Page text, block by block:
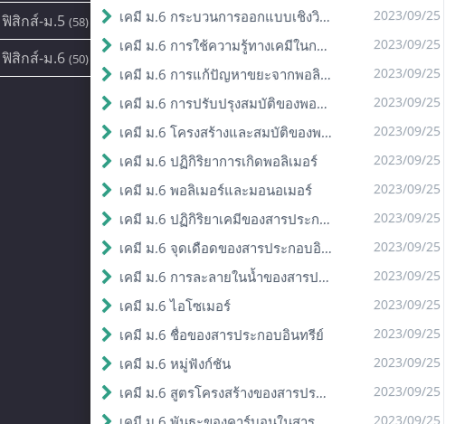
ฟิสิกส์-ม.5 (58)
ฟิสิกส์-ม.6 (50)
เคมี ม.6 กระบวนการออกแบบเชิงวิศวกรรม 2023/09/25
เคมี ม.6 การใช้ความรู้ทางเคมีในการแก้ปัญหา 2023/09/25
เคมี ม.6 การแก้ปัญหาขยะจากพอลิเมอร์ 2023/09/25
เคมี ม.6 การปรับปรุงสมบัติของพอลิเมอร์ 2023/09/25
เคมี ม.6 โครงสร้างและสมบัติของพอลิเมอร์ 2023/09/25
เคมี ม.6 ปฏิกิริยาการเกิดพอลิเมอร์ 2023/09/25
เคมี ม.6 พอลิเมอร์และมอนอเมอร์ 2023/09/25
เคมี ม.6 ปฏิกิริยาเคมีของสารประกอบอินทรีย์ 2023/09/25
เคมี ม.6 จุดเดือดของสารประกอบอินทรีย์ 2023/09/25
เคมี ม.6 การละลายในน้ำของสารประกอบอินทรีย์ 2023/09/25
เคมี ม.6 ไอโซเมอร์ 2023/09/25
เคมี ม.6 ชื่อของสารประกอบอินทรีย์ 2023/09/25
เคมี ม.6 หมู่ฟังก์ชัน 2023/09/25
เคมี ม.6 สูตรโครงสร้างของสารประกอบอินทรีย์ 2023/09/25
2023/09/25
<